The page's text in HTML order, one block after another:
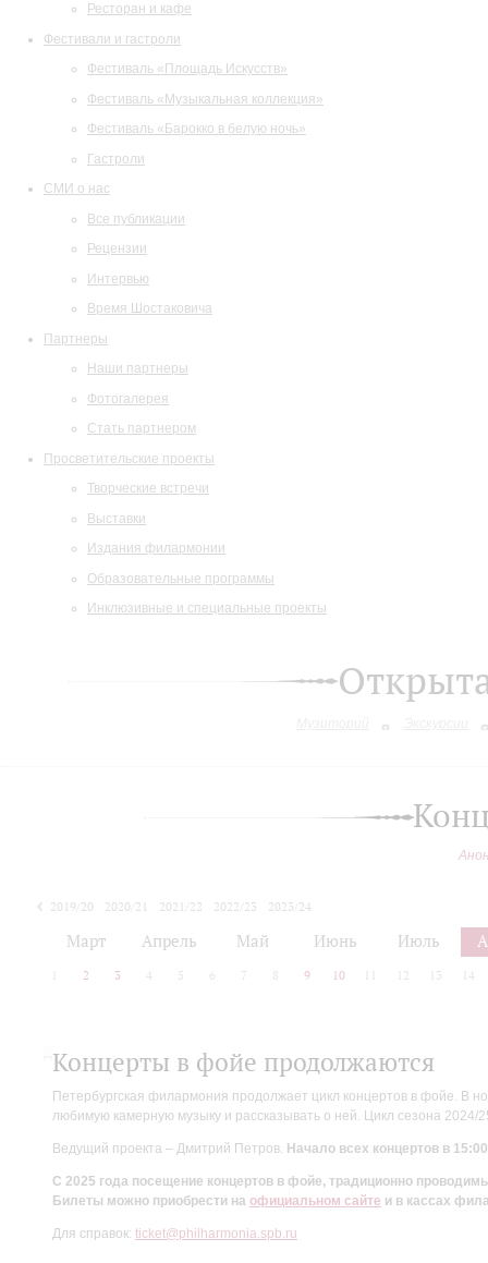
Ресторан и кафе
Фестивали и гастроли
Фестиваль «Площадь Искусств»
Фестиваль «Музыкальная коллекция»
Фестиваль «Барокко в белую ночь»
Гастроли
СМИ о нас
Все публикации
Рецензии
Интервью
Время Шостаковича
Партнеры
Наши партнеры
Фотогалерея
Стать партнером
Просветительские проекты
Творческие встречи
Выставки
Издания филармонии
Образовательные программы
Инклюзивные и специальные проекты
2019/20 2020/21 2021/22 2022/23
2023/24
Март Апрель Май Июнь Июль
2 3 4 5 6 7 8 9 10 12 13 14
Концерты в фойе продолжаются
Петербургская филармония продолжает цикл концертов в фойе. В
любимую камерную музыку и рассказывать о ней. Цикл сезона
Ведущий проекта – Дмитрий Петров. Начало всех концертов в
С 2025 года посещение концертов в фойе, традиционно
Билеты можно приобрести на официальном сайте и в кассах
Для справок: ticket@philharmonia.spb.ru